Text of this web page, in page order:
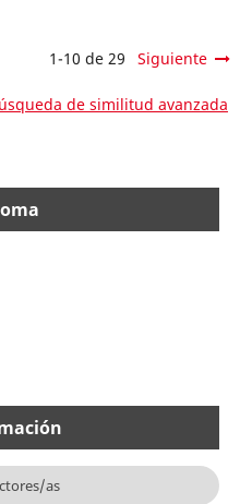
1-10 de 29 Siguiente
de similitud avanzada
as